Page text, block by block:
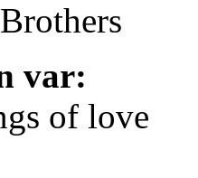
var:
of love